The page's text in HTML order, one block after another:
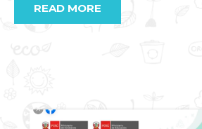
READ MORE